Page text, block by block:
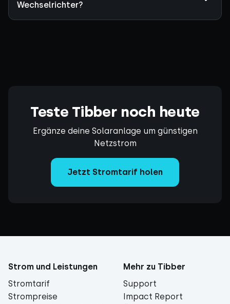
Wechselrichter?
Teste Tibber noch heute
Ergänze deine Solaranlage um günstigen
Netzstrom
Jetzt Stromtarif holen
Strom und Leistungen
Stromtarif
Strompreise
Mehr zu Tibber
Support
Impact Report